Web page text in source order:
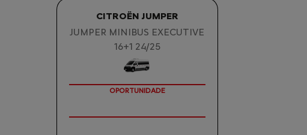
CITROËN JUMPER
JUMPER MINIBUS EXECUTIVE
16+1 24/25
OPORTUNIDADE